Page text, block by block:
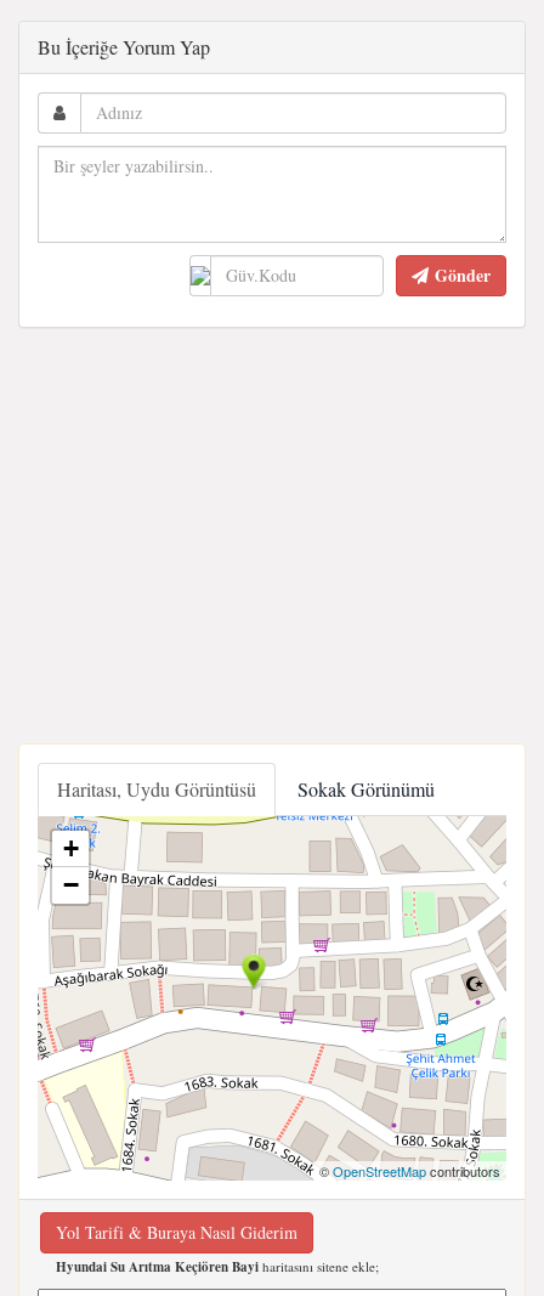
Bu İçeriğe Yorum Yap
Gönder
Haritası, Uydu Görüntüsü Sokak Görünümü
+
−
©OpenStreetMapcontributors
Yol Tarifi & Buraya Nasıl Giderim
Hyundai Su Arıtma Keçiören Bayi haritasını sitene ekle;